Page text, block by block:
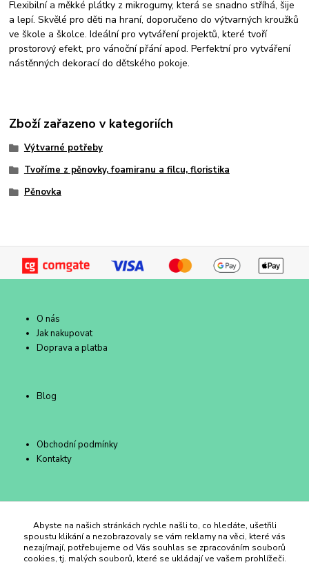
Flexibilní a měkké plátky z mikrogumy, která se snadno stříhá, šije
a lepí. Skvělé pro děti na hraní, doporučeno do výtvarných kroužků
ve škole a školce. Ideální pro vytváření projektů, které tvoří
prostorový efekt, pro vánoční přání apod. Perfektní pro vytváření
nástěnných dekorací do dětského pokoje.
Zboží zařazeno v kategoriích
Výtvarné potřeby
Tvoříme z pěnovky, foamiranu a filcu, floristika
Pěnovka
O nás
Jak nakupovat
Doprava a platba
Blog
Obchodní podmínky
Kontakty
Duhový Ateliér Kroměříž
+420 734 258 002
Abyste na našich stránkách rychle našli to, co hledáte, ušetřili
spoustu klikání a nezobrazovaly se vám reklamy na věci, které vás
nezajímají, potřebujeme od Vás souhlas se zpracováním souborů
cookies, tj. malých souborů, které se ukládají ve vašem prohlížeči.